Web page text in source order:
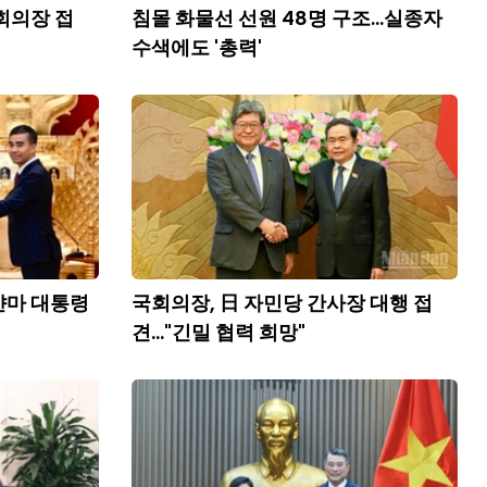
의장 접
침몰 화물선 선원 48명 구조...실종자
수색에도 '총력'
대통령
국회의장, 日 자민당 간사장 대행 접
견..."긴밀 협력 희망"